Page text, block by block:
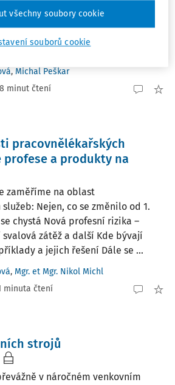
službách a některých druzích
jen „vyhláška o PLS“), která ve
7. 11. 2025 pod číslem 449/2025
na ...
, Michal Peškar
minut čtení
pracovnělékařských
profese a produkty na
zaměříme na oblast
Nejen, co se změnilo od 1.
chystá Nová profesní rizika –
zátěž a další Kde bývají
a jejich řešení Dále se ...
, Mgr. et Mgr. Nikol Michl
minuta čtení
strojů
v náročném venkovním
souborů cookie
všechny soubory cookie